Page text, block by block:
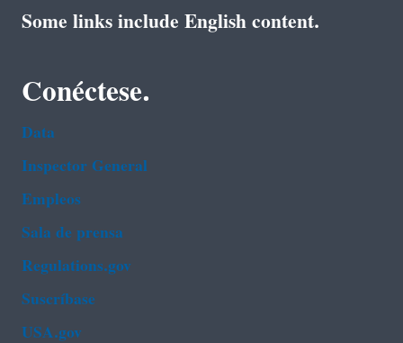
Some links include English content.
Conéctese.
Data
Inspector General
Empleos
Sala de prensa
Regulations.gov
Suscríbase
USA.gov